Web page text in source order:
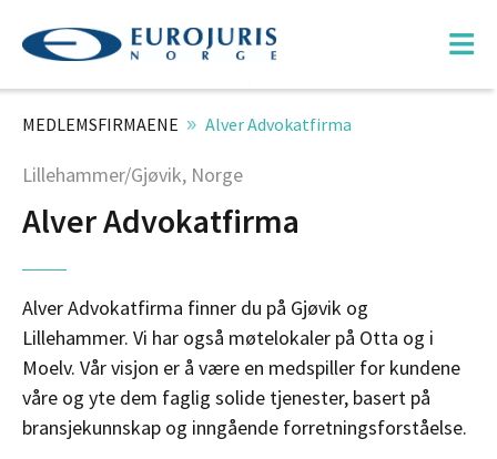
MEDLEMSFIRMAENE Alver Advokatfirma
Lillehammer/Gjøvik, Norge
Alver Advokatfirma
Alver Advokatfirma finner du på Gjøvik og
Lillehammer. Vi har også møtelokaler på Otta og i
Moelv. Vår visjon er å være en medspiller for kundene
våre og yte dem faglig solide tjenester, basert på
bransjekunnskap og inngående forretningsforståelse.